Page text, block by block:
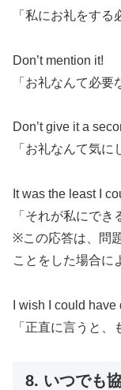
「私にお礼をする
Don’t mention it!
「お礼なんて必要
Don’t give it a
「お礼なんて気に
It was the least I
「それが私にでき
※この応答は、問
ことをした場合に
I wish I could
「正直に言うと、
8. いつでも